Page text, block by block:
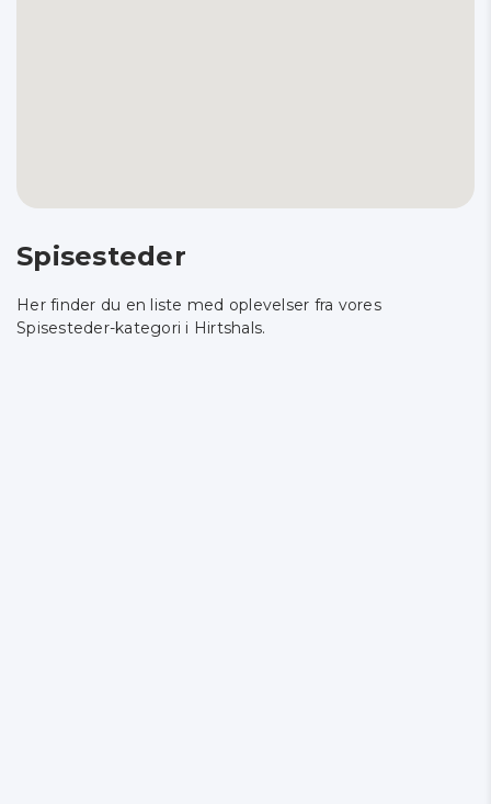
Spisesteder
Her finder du en liste med oplevelser fra vores
Spisesteder-kategori i Hirtshals.